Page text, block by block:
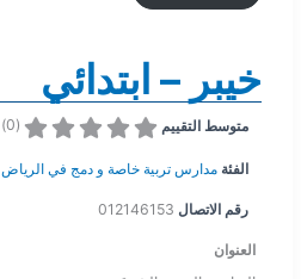
خيبر – ابتدائي
متوسط التقييم (
0
)
الفئة مدارس تربية خاصة و دمج في الرياض
رقم الاتصال 012146153
العنوان